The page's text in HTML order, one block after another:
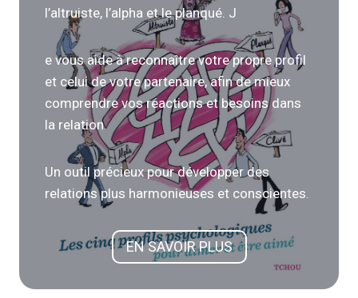
l’altruiste, l’alpha et le planqué. J
e vous aide à reconnaître votre propre profil
et celui de votre partenaire, afin de mieux
comprendre vos réactions et besoins dans
la relation.
Un outil précieux pour développer des
relations plus harmonieuses et conscientes.
EN SAVOIR PLUS